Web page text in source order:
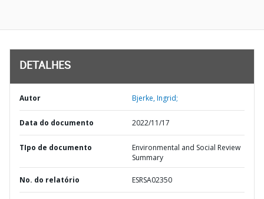
DETALHES
Autor Bjerke, Ingrid;
Data do documento 2022/11/17
TIpo de documento
Environmental and Social Review
Summary
No. do relatório ESRSA02350